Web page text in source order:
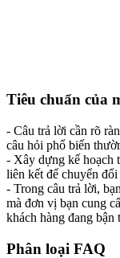
Tiêu chuẩn của
- Câu trả lời cần rõ
câu hỏi phổ biến
- Xây dựng kế hoạch
liên kết để chuyển
- Trong câu trả lời,
mà đơn vị bạn cung
khách hàng đang bận
Phân loại FAQ